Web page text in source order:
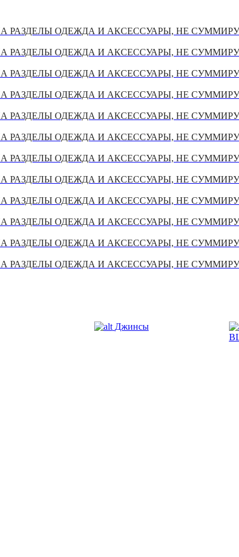
РАЗДЕЛЫ ОДЕЖДА И АКСЕССУАРЫ, НЕ
РАЗДЕЛЫ ОДЕЖДА И АКСЕССУАРЫ, НЕ
РАЗДЕЛЫ ОДЕЖДА И АКСЕССУАРЫ, НЕ
РАЗДЕЛЫ ОДЕЖДА И АКСЕССУАРЫ, НЕ
РАЗДЕЛЫ ОДЕЖДА И АКСЕССУАРЫ, НЕ
РАЗДЕЛЫ ОДЕЖДА И АКСЕССУАРЫ, НЕ
РАЗДЕЛЫ ОДЕЖДА И АКСЕССУАРЫ, НЕ
РАЗДЕЛЫ ОДЕЖДА И АКСЕССУАРЫ, НЕ
РАЗДЕЛЫ ОДЕЖДА И АКСЕССУАРЫ, НЕ
РАЗДЕЛЫ ОДЕЖДА И АКСЕССУАРЫ, НЕ
РАЗДЕЛЫ ОДЕЖДА И АКСЕССУАРЫ, НЕ
РАЗДЕЛЫ ОДЕЖДА И АКСЕССУАРЫ, НЕ
Джинсы